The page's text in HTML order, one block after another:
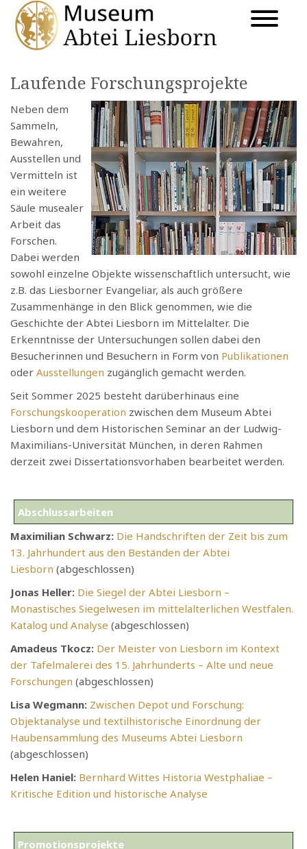
Laufende Forschungsprojekte
Neben dem
Sammeln,
Bewahren,
Ausstellen und
Vermitteln ist
ein weitere
Säule musealer
Arbeit das
Forschen.
Dabei werden
sowohl einzelne Objekte wissenschaftlich untersucht, wie
z.B. das Liesborner Evangeliar, als auch größere
Zusammenhänge in den Blick genommen, wie die
Geschichte der Abtei Liesborn im Mittelalter. Die
Erkenntnisse der Untersuchungen sollen dabei den
Besucherinnen und Besuchern in Form von Publikationen
oder Ausstellungen zugänglich gemacht werden.
Seit Sommer 2025 besteht darüberhinaus eine
Forschungskooperation zwischen dem Museum Abtei
Liesborn und dem Historischen Seminar an der Ludwig-
Maximilians-Universität München, in deren Rahmen
derzeit zwei Dissertationsvorhaben bearbeitet werden.
Abschlussarbeiten
Maximilian Schwarz: Die Handschriften der Zeit bis zum
13. Jahrhundert aus den Beständen der Abtei
Liesborn (abgeschlossen)
Jonas Heller: Die Siegel der Abtei Liesborn –
Monastisches Siegelwesen im mittelalterlichen Westfalen.
Katalog und Analyse (abgeschlossen)
Amadeus Tkocz: Der Meister von Liesborn im Kontext
der Tafelmalerei des 15. Jahrhunderts – Alte und neue
Forschungen (abgeschlossen)
Lisa Wegmann: Zwischen Depot und Forschung:
Objektanalyse und textilhistorische Einordnung der
Haubensammlung des Museums Abtei Liesborn
(abgeschlossen)
Helen Haniel: Bernhard Wittes Historia Westphaliae –
Kritische Edition und historische Analyse
Promotionsprojekte